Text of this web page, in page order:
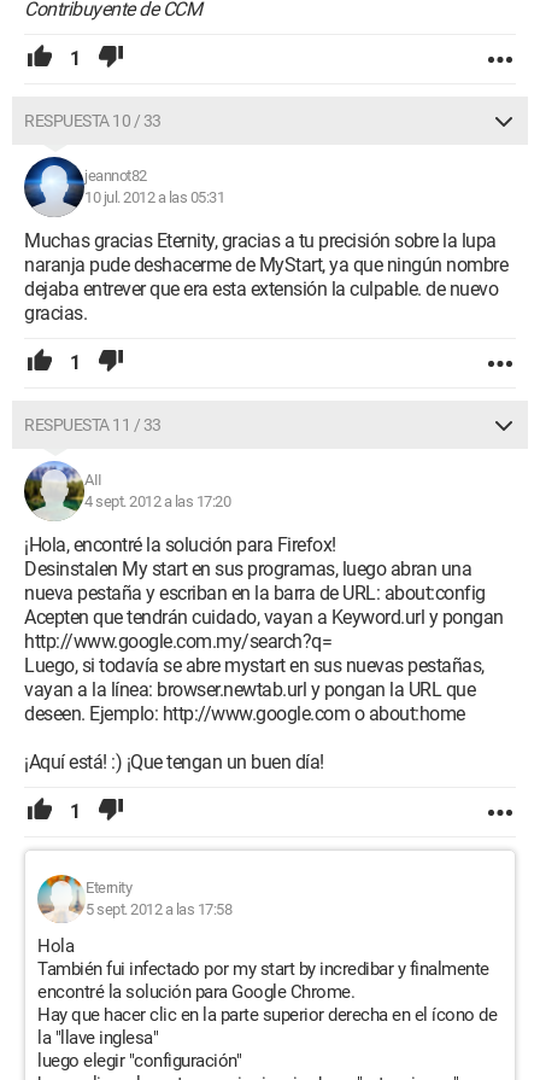
Contribuyente de CCM
1
RESPUESTA 10 / 33
jeannot82
10 jul. 2012 a las 05:31
Muchas gracias Eternity, gracias a tu precisión sobre la lupa
naranja pude deshacerme de MyStart, ya que ningún nombre
dejaba entrever que era esta extensión la culpable. de nuevo
gracias.
1
RESPUESTA 11 / 33
AII
4 sept. 2012 a las 17:20
¡Hola, encontré la solución para Firefox!
Desinstalen My start en sus programas, luego abran una
nueva pestaña y escriban en la barra de URL: about:config
Acepten que tendrán cuidado, vayan a Keyword.url y pongan
http://www.google.com.my/search?q=
Luego, si todavía se abre mystart en sus nuevas pestañas,
vayan a la línea: browser.newtab.url y pongan la URL que
deseen. Ejemplo: http://www.google.com o about:home
¡Aquí está! :) ¡Que tengan un buen día!
1
Eternity
5 sept. 2012 a las 17:58
Hola
También fui infectado por my start by incredibar y finalmente
encontré la solución para Google Chrome.
Hay que hacer clic en la parte superior derecha en el ícono de
la "llave inglesa"
luego elegir "configuración"